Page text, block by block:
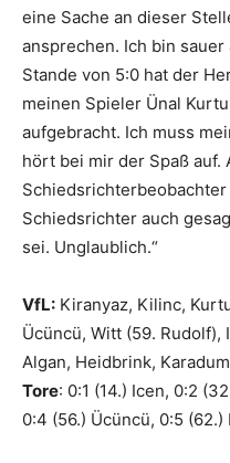
eine Sache an dieser
ansprechen. Ich bin
Stande von 5:0 hat der
meinen Spieler Ünal
aufgebracht. Ich muss
hört bei mir der Spaß auf.
Schiedsrichter auch
sei. Unglaublich.“
VfL: Kiranyaz, Kilinc,
Ücüncü, Witt (59. Rudolf),
Algan, Heidbrink,
Tore: 0:1 (14.) Icen, 0:2
0:4 (56.) Ücüncü, 0:5 (62.)